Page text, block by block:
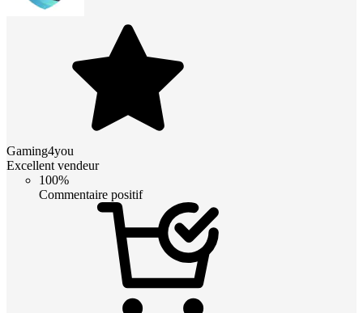
Gaming4you
Excellent vendeur
100%
Commentaire positif